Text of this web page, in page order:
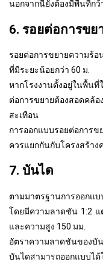
นอกจากนี้ยังต้องมีพื้นที่กว้
6. รอยต่อการข
รอยต่อการขยายความร้อ
ที่มีระยะน้อยกว่า 60 ม.
หากโรงงานตั้งอยู่ในพื้น
ต่อการขยายต้องสอดคล้
สะเทือน
การออกแบบรอยต่อการ
ควรแยกกันกับโครงสร้าง
7. บันได
ตามมาตรฐานการออกแบ
โดยมีความลาดชัน 1:2 แ
และความสูง 150 มม.
อัตราความลาดชันของบัน
บันไดสามารถออกแบบได้